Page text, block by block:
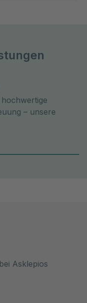
– unsere
Asklepios